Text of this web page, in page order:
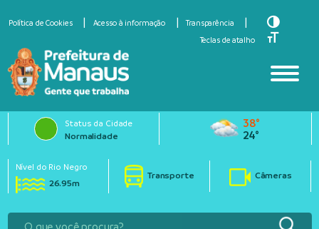
Política de Cookies Acesso à informação
Transparência
Teclas de atalho
Toggle
Toggle
Status da Cidade
Normalidade
38°
24°
Nível do Rio Negro
26.95m
Transporte Câmeras